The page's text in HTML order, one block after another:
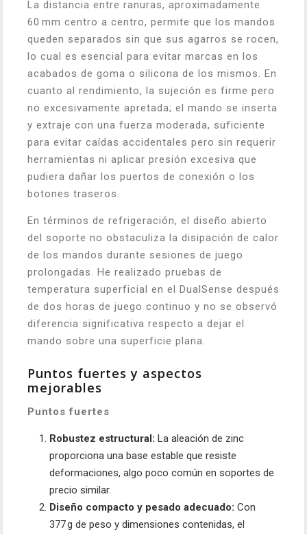
La distancia entre ranuras, aproximadamente
60 mm centro a centro, permite que los mandos
queden separados sin que sus agarros se rocen,
lo cual es esencial para evitar marcas en los
acabados de goma o silicona de los mismos. En
cuanto al rendimiento, la sujeción es firme pero
no excesivamente apretada; el mando se inserta
y extraje con una fuerza moderada, suficiente
para evitar caídas accidentales pero sin requerir
herramientas ni aplicar presión excesiva que
pudiera dañar los puertos de conexión o los
botones traseros.
En términos de refrigeración, el diseño abierto
del soporte no obstaculiza la disipación de calor
de los mandos durante sesiones de juego
prolongadas. He realizado pruebas de
temperatura superficial en el DualSense después
de dos horas de juego continuo y no se observó
diferencia significativa respecto a dejar el
mando sobre una superficie plana.
Puntos fuertes y aspectos
mejorables
Puntos fuertes
Robustez estructural: La aleación de zinc
proporciona una base estable que resiste
deformaciones, algo poco común en soportes de
precio similar.
Diseño compacto y pesado adecuado: Con
377 g de peso y dimensiones contenidas, el